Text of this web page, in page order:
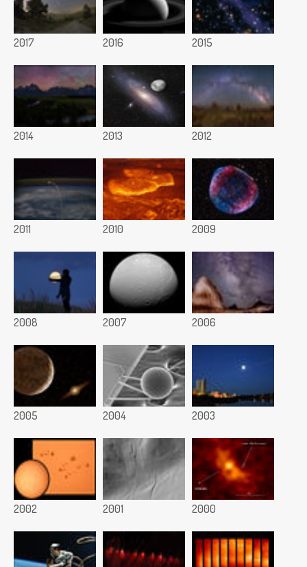
2017 2016 2015
2014 2013 2012
2011 2010 2009
2008 2007 2006
2005 2004 2003
2002 2001 2000